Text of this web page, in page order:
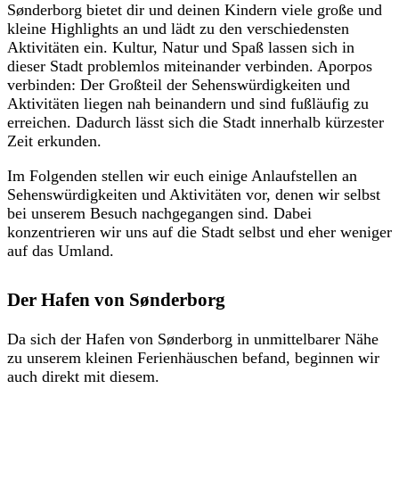
Sønderborg bietet dir und deinen Kindern viele große und
kleine Highlights an und lädt zu den verschiedensten
Aktivitäten ein. Kultur, Natur und Spaß lassen sich in
dieser Stadt problemlos miteinander verbinden. Aporpos
verbinden: Der Großteil der Sehenswürdigkeiten und
Aktivitäten liegen nah beinandern und sind fußläufig zu
erreichen. Dadurch lässt sich die Stadt innerhalb kürzester
Zeit erkunden.
Im Folgenden stellen wir euch einige Anlaufstellen an
Sehenswürdigkeiten und Aktivitäten vor, denen wir selbst
bei unserem Besuch nachgegangen sind. Dabei
konzentrieren wir uns auf die Stadt selbst und eher weniger
auf das Umland.
Der Hafen von Sønderborg
Da sich der Hafen von Sønderborg in unmittelbarer Nähe
zu unserem kleinen Ferienhäuschen befand, beginnen wir
auch direkt mit diesem.